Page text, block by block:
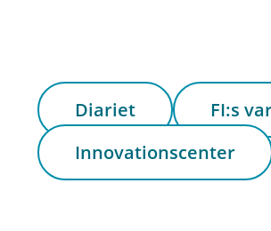
Diariet
FI:s
Innovationscenter